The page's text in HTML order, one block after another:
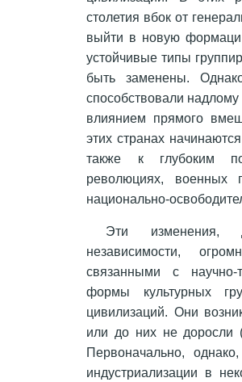
столетия вбок от
выйти в новую
устойчивые типы
быть заменены.
способствовали
влиянием прямого
этих странах
также к глубоким
революциях, военных
национально-
Эти изменения,
независимости,
связанными с научно-
формы культурных
цивилизаций. Они
или до них не доросли
Первоначально,
индустриализации в